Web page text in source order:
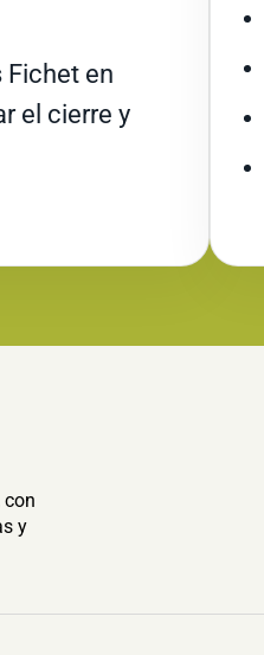
Fichet en
el cierre y
con
y